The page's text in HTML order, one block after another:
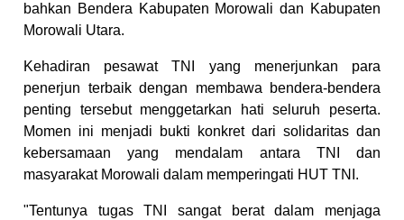
bahkan Bendera Kabupaten Morowali dan Kabupaten
Morowali Utara.
Kehadiran pesawat TNI yang menerjunkan para
penerjun terbaik dengan membawa bendera-bendera
penting tersebut menggetarkan hati seluruh peserta.
Momen ini menjadi bukti konkret dari solidaritas dan
kebersamaan yang mendalam antara TNI dan
masyarakat Morowali dalam memperingati HUT TNI.
"Tentunya tugas TNI sangat berat dalam menjaga